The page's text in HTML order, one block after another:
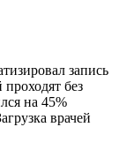
запись
проходят без
на 45%
врачей